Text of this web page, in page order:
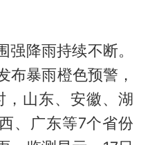
降雨持续不断。
布暴雨橙色预警，
，山东、安徽、湖
、广东等7个省份